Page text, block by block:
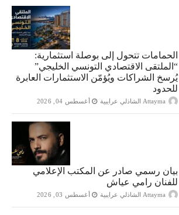
الحمامات تتحول إلى بوصلة استثمارية:
“الملتقى الاقتصادي التونسي الخليجي”
يُرسخ الشراكات ويُؤمّن الاستثمارات العابرة
للحدود
Attayma الشاذلي عرايبية أغسطس 04, 2026
بيان رسمي صادر عن المكتب الإعلامي
للفنان رامي عياش
Attayma الشاذلي عرايبية أغسطس 03, 2026